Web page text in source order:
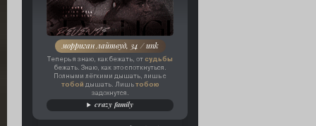
морриган лайтвуд, 34 / unk
Теперь я знаю, как бежать, от судьбы
бежать. Знаю, как это споткнуться.
Полными лёгкими дышать, лишь с
тобой дышать. Лишь тобою
задохнутся.
crazy family